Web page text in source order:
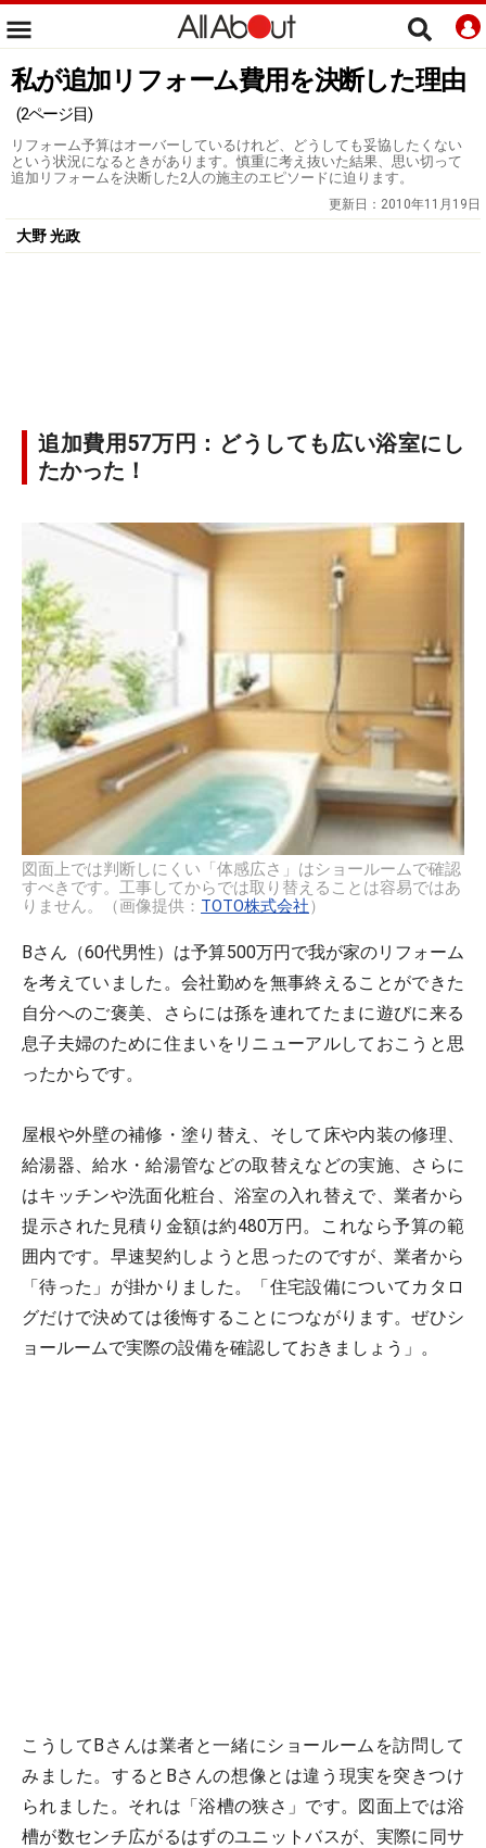
私が追加リフォーム費用を決断した理由
(2ページ目)
リフォーム予算はオーバーしているけれど、どうしても妥協したくない
という状況になるときがあります。慎重に考え抜いた結果、思い切って
追加リフォームを決断した2人の施主のエピソードに迫ります。
更新日： 2010年11月19日
大野 光政
追加費用57万円：どうしても広い浴室にし
たかった！
図面上では判断しにくい「体感広さ」はショールームで確認
すべきです。工事してからでは取り替えることは容易ではあ
りません。（画像提供： TOTO株式会社）
Bさん（60代男性）は予算500万円で我が家のリフォーム
を考えていました。会社勤めを無事終えることができた
自分へのご褒美、さらには孫を連れてたまに遊びに来る
息子夫婦のために住まいをリニューアルしておこうと思
ったからです。
屋根や外壁の補修・塗り替え、そして床や内装の修理、
給湯器、給水・給湯管などの取替えなどの実施、さらに
はキッチンや洗面化粧台、浴室の入れ替えで、業者から
提示された見積り金額は約480万円。これなら予算の範
囲内です。早速契約しようと思ったのですが、業者から
「待った」が掛かりました。「住宅設備についてカタロ
グだけで決めては後悔することにつながります。ぜひシ
ョールームで実際の設備を確認しておきましょう」。
こうしてBさんは業者と一緒にショールームを訪問して
みました。するとBさんの想像とは違う現実を突きつけ
られました。それは「浴槽の狭さ」です。図面上では浴
槽が数センチ広がるはずのユニットバスが、実際に同サ